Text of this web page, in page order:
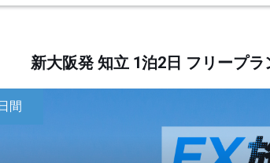
新大阪発 知立 1泊2日 フリープ
間